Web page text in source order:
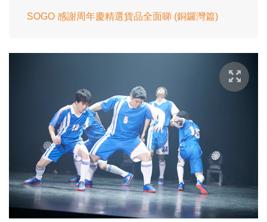
SOGO 感謝周年慶精選貨品全面睇 (銅鑼灣篇)